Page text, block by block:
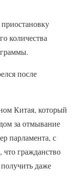
количества
после
Китая, который
за отмывание
парламента, с
что гражданство
даже